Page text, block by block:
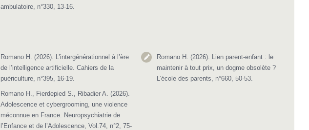
ambulatoire, n°330, 13-16.
Romano H. (2026). L’intergénérationnel à l’ère
de l’intelligence artificielle. Cahiers de la
puériculture, n°395, 16-19.
Romano H. (2026). Lien parent-enfant : le
maintenir à tout prix, un dogme obsolète ?
L’école des parents, n°660, 50-53.
Romano H., Fierdepied S., Ribadier A. (2026).
Adolescence et cybergrooming, une violence
méconnue en France. Neuropsychiatrie de
l’Enfance et de l’Adolescence, Vol.74, n°2, 75-